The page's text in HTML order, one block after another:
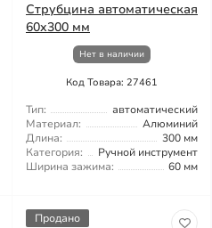
Струбцина автоматическая
60x300 мм
Нет в наличии
Код Товара: 27461
Тип:
автоматический
Материал:
Алюминий
Длина:
300 мм
Категория:
Ручной инструмент
Ширина зажима:
60 мм
Продано